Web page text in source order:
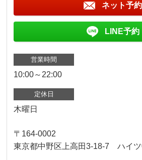
ネット予約
LINE予約
営業時間
10:00～22:00
定休日
木曜日
〒164-0002
東京都中野区上高田3-18-7 ハイ